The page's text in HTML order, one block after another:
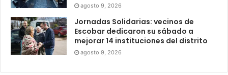
agosto 9, 2026
Jornadas Solidarias: vecinos de
Escobar dedicaron su sábado a
mejorar 14 instituciones del distrito
agosto 9, 2026